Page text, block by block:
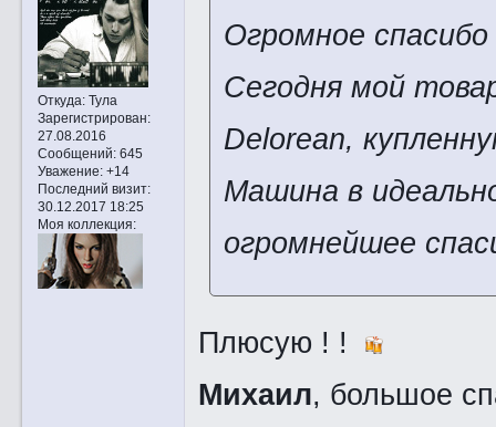
Откуда:Тула
Зарегистрирован:
27.08.2016
Сообщений:645
Уважение: +14
Последний визит:
30.12.2017 18:25
Моя коллекция:
Огромное
Сегодня мой
Delorean,
Машина в
огромнейшее
Плюсую ! !
Михаил, большое